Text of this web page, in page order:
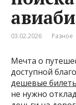
03.02.2026 Разное
Мечта о
доступной
дешевые
не нужно